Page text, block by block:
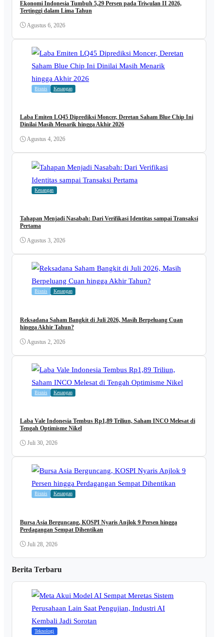
Ekonomi Indonesia Tumbuh 5,29 Persen pada Triwulan II 2026,
Tertinggi dalam Lima Tahun
Agustus 6, 2026
Bisnis Keuangan
Laba Emiten LQ45 Diprediksi Moncer, Deretan Saham Blue Chip Ini
Dinilai Masih Menarik hingga Akhir 2026
Agustus 4, 2026
Keuangan
Tahapan Menjadi Nasabah: Dari Verifikasi Identitas sampai Transaksi
Pertama
Agustus 3, 2026
Bisnis Keuangan
Reksadana Saham Bangkit di Juli 2026, Masih Berpeluang Cuan
hingga Akhir Tahun?
Agustus 2, 2026
Bisnis Keuangan
Laba Vale Indonesia Tembus Rp1,89 Triliun, Saham INCO Melesat di
Tengah Optimisme Nikel
Juli 30, 2026
Bisnis Keuangan
Bursa Asia Berguncang, KOSPI Nyaris Anjlok 9 Persen hingga
Perdagangan Sempat Dihentikan
Juli 28, 2026
Berita Terbaru
Teknologi